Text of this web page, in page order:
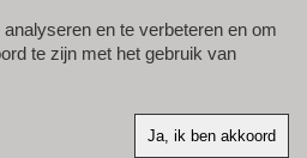
en te verbeteren en om
te zijn met het gebruik van